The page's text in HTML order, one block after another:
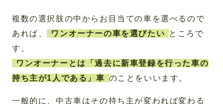
複数の選択肢の中からお目当ての車を選べるので
あれば、
ワンオーナーの車を選びたい
ところで
す。
ワンオーナーとは「過去に新車登録を行った車の
持ち主が1人である」車 のことをいいます。
一般的に、中古車はその持ち主が変われば変わる